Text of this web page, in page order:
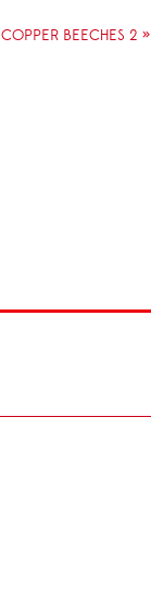
BEECHES 2 »